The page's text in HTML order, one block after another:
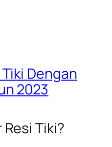
Dengan
2023
Tiki?